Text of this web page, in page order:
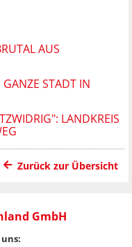
AUS F
STADT IN
LANDKREIS H
Zurück zur Übersicht
GmbH